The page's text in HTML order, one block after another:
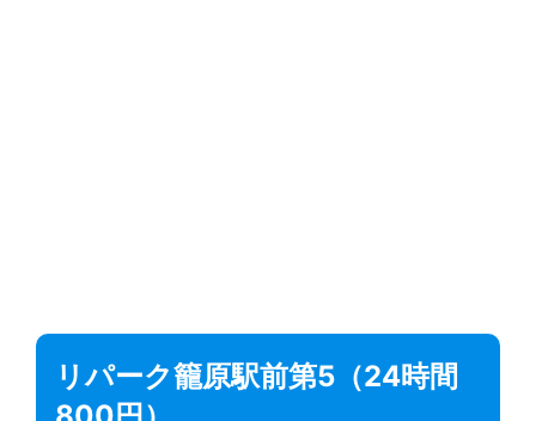
リパーク籠原駅前第5（24時間